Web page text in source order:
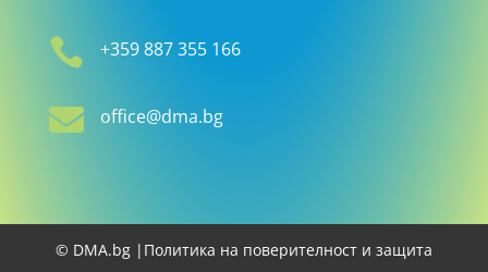
 +359 887 355 166
 office@dma.bg
© DMA.bg | Политика на поверителност и защита